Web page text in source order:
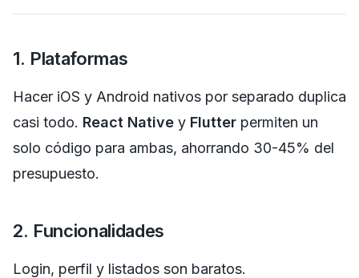
1. Plataformas
Hacer iOS y Android nativos por separado duplica
casi todo. React Native y Flutter permiten un
solo código para ambas, ahorrando 30-45% del
presupuesto.
2. Funcionalidades
Login, perfil y listados son baratos.